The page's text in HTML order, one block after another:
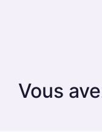
Vous